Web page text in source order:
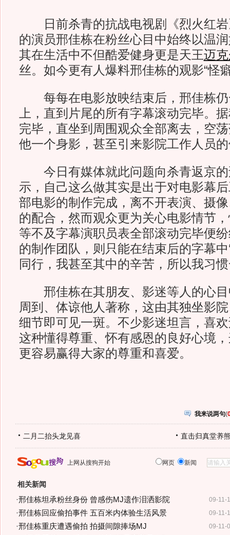
日前杀青的抗战电视剧《烈火红岩
的演员邢佳栋在粉丝心目中始终以温
其在生活中不但酷爱健身更是天王迈
丝。如今更有人爆料邢佳栋的观影“
每每在电影放映结束后，邢佳栋仍
上，直到片尾的所有字幕滚动完毕。
完毕，直坐到周围观众全部离去，空
他一个身影，甚至引来影院工作人员
今日有媒体就此问题向杀青返京的
示，自己这么做其实是出于对电影幕
部电影的制作完成，离不开表演、摄
的配合，然而观众更为关心电影情节
等不及字幕演职员表全部滚动完毕便
的制作团队，则只能在结束后的字幕中
同行，我甚至其中的辛苦，所以我习
邢佳栋在其朋友、影迷等人的心目
周到、体谅他人著称，这由其独坐影院
细节即可见一斑。不少影迷坦言，喜
这种懂得尊重、怀有感恩的良好心境
更容易赢得大家的尊重和喜爱。
我来说两句(
二月二抬头龙见喜 直击归真堂养
上网从搜狗开始 网页 新闻
相关新闻
09-11-
·邢佳栋坦承粉丝身份 曾感伤MJ遗作泪洒影院
09-11-
·邢佳栋回应偷拍事件 五百米内体验生活风景
09-11-
·邢佳栋重庆遭遇偷拍 拍摄间隙捧场MJ